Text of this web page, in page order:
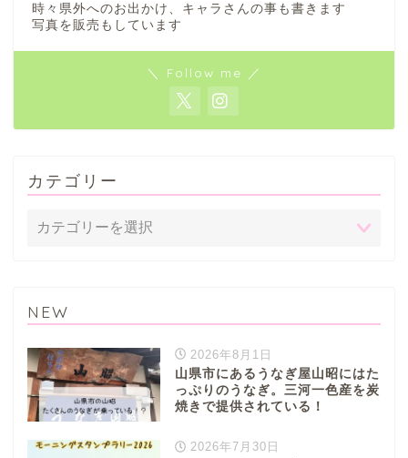
時々県外へのお出かけ、キャラさんの事も書きます
写真を販売もしています
＼ Follow me ／
カテゴリー
NEW
2026年8月1日
山県市にあるうなぎ屋山昭にはた
っぷりのうなぎ。三河一色産を炭
焼きで提供されている！
2026年7月30日